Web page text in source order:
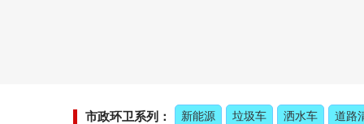
市政环卫系列： 新能源 垃圾车 洒水车 道路